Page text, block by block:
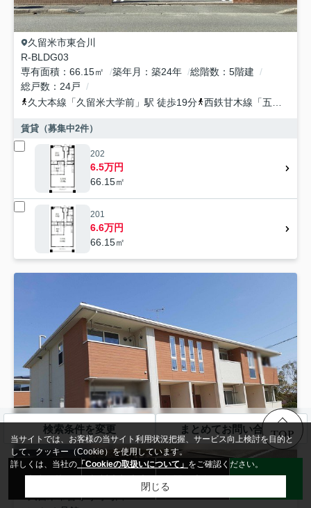
久留米市東合川
R-BLDG03
専有面積
66.15㎡ 築年月 築24年 総階数
5階建
総戸数
24戸
久大本線 「久留米大学前 」駅 徒歩19分 西鉄甘木線 「五郎丸
賃貸（募集中2件）
202
6.5万円
66.15㎡
201
6.6万円
66.15㎡
久留米市善導寺町与田
検索条件を変更 まとめてお問い合わせ
来店予約 無料売却査定 お問い合わせ LINE
TOP
当サイトでは、お客様の当サイト利用状況把握、サービス向上検討を目的と
して、クッキー（Cookie）を使用しています。
詳しくは、当社の 「Cookieの取扱いについて」 をご確認ください。
閉じる